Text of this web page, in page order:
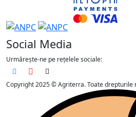
Social Media
Urmărește-ne pe rețelele sociale:
Copyright 2025 © Agriterra. Toate drepturile